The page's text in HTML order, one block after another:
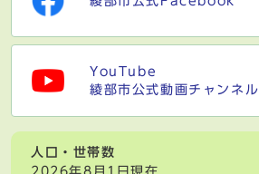
YouTube
綾部市公式動画チャンネル
人口・世帯数
2026年8月1日現在